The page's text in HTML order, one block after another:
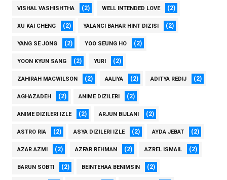
VISHAL VASHISHTHA (2) WELL INTENDED LOVE (2)
XU KAI CHENG (2) YALANCI BAHAR HINT DIZISI (2)
YANG SE JONG (2) YOO SEUNG HO (2)
YOON KYUN SANG (2) YURI (2)
ZAHIRAH MACWILSON (2) AALIYA (2) ADITYA REDIJ (2)
AGHAZADEH (2) ANIME DIZILERI (2)
ANIME DIZILERI IZLE (2) ARJUN BIJLANI (2)
ASTRO RIA (2) ASYA DIZILERI IZLE (2) AYDA JEBAT (2)
AZAR AZMI (2) AZFAR REHMAN (2) AZREL ISMAIL (2)
BARUN SOBTI (2) BEINTEHAA BENIMSIN (2)